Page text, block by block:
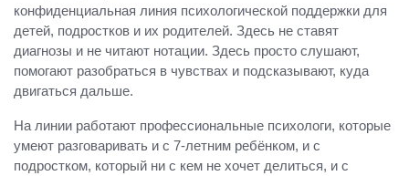
конфиденциальная линия психологической поддержки для
детей, подростков и их родителей. Здесь не ставят
диагнозы и не читают нотации. Здесь просто слушают,
помогают разобраться в чувствах и подсказывают, куда
двигаться дальше.
На линии работают профессиональные психологи, которые
умеют разговаривать и с 7‑летним ребёнком, и с
подростком, который ни с кем не хочет делиться, и с